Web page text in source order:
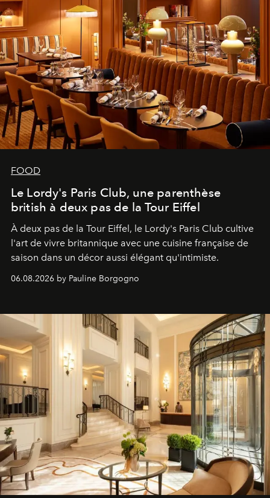
FOOD
Le Lordy's Paris Club, une parenthèse
british à deux pas de la Tour Eiffel
À deux pas de la Tour Eiffel, le Lordy's Paris Club cultive
l'art de vivre britannique avec une cuisine française de
saison dans un décor aussi élégant qu'intimiste.
06.08.2026 by Pauline Borgogno